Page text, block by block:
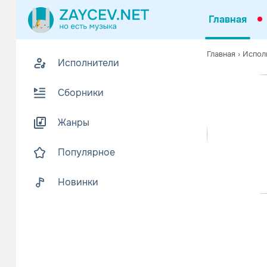
Главная
Исполнители
Сборники
Жанры
Популярное
Новинки
Главная ›
Ashlee